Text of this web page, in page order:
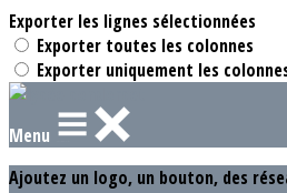
Exporter les lignes sélectionnées
Exporter toutes les colonnes
Exporter uniquement les
Menu
Ajoutez un logo, un bouton, des